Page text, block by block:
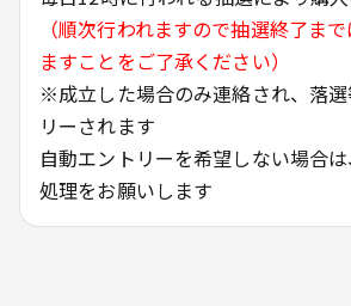
（順次行われますので抽選終了ま
ますことをご了承ください）
※成立した場合のみ連絡され、落
リーされます
自動エントリーを希望しない場合
処理をお願いします